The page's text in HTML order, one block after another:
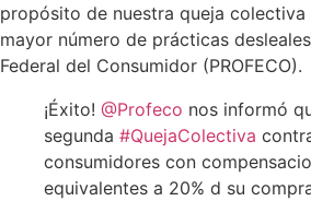
propósito de nuestra queja colectiva
mayor número de prácticas
Federal del Consumidor (PROFECO).
¡Éxito! @Profeco nos informó
segunda #QuejaColectiva
consumidores con
equivalentes a 20% d su